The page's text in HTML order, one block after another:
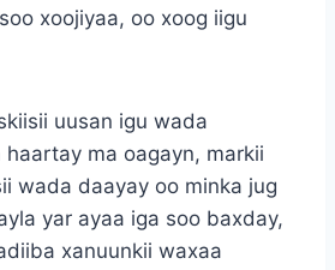
xoojiyaa, oo xoog iigu
uusan igu wada
ma oagayn, markii
wada daayay oo minka jug
yar ayaa iga soo baxday,
xanuunkii waxaa